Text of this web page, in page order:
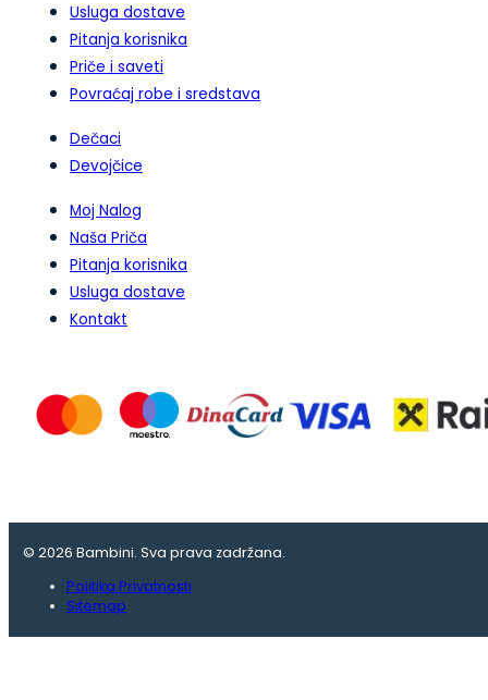
Usluga dostave
Pitanja korisnika
Priče i saveti
Povraćaj robe i sredstava
Dečaci
Devojčice
Moj Nalog
Naša Priča
Pitanja korisnika
Usluga dostave
Kontakt
© 2026 Bambini. Sva prava zadržana.
Politika Privatnosti
Sitemap